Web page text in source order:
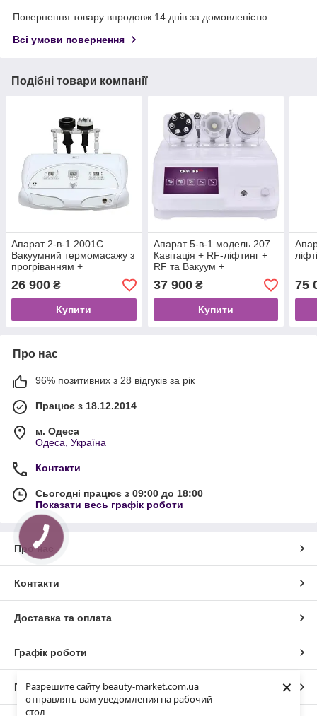
Разрешите сайту beauty-market.com.ua
отправлять вам уведомления на рабочий
стол
×
Повернення товару впродовж 14 днів за домовленістю
Всі умови повернення
Подібні товари компанії
Апарат 2-в-1 2001C
Вакуумний термомасажу з
прогріванням +
Біоелектростимуляція
26 900 ₴
Купити
Апарат 5-в-1 модель 207
Кавітація + RF-ліфтинг +
RF та Вакуум +
Мікроструми
37 900₴
Купити
75
Про нас
96% позитивних з 28 відгуків за рік
Працює з 18.12.2014
м. Одеса
Одеса, Україна
Контакти
Сьогодні працює з 09:00 до 18:00
Показати весь графік роботи
Про нас
Контакти
Доставка та оплата
Графік роботи
Повна версія сайту